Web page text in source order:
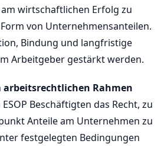
wirtschaftlichen Erfolg zu
von Unternehmensanteilen.
Bindung und langfristige
Arbeitgeber gestärkt werden.
arbeitsrechtlichen Rahmen
Beschäftigten das Recht, zu
Anteile am Unternehmen zu
festgelegten Bedingungen